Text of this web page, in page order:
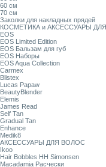
60 см
70 см
Заколки для накладных прядей
КОСМЕТИКА и АКСЕССУАРЫ
EOS
EOS Limited Edition
EOS Бальзам для губ
EOS Наборы
EOS Aqua Collection
Carmex
Blistex
Lucas Papaw
BeautyBlender
Elemis
James Read
Self Tan
Gradual Tan
Enhance
Medik8
АКСЕССУАРЫ ДЛЯ ВОЛОС
Ikoo
Hair Bobbles HH Simonsen
Macadamia Расчески